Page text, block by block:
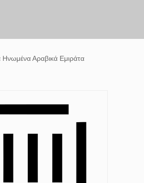
Ηνωμένα Αραβικά Εμιράτα